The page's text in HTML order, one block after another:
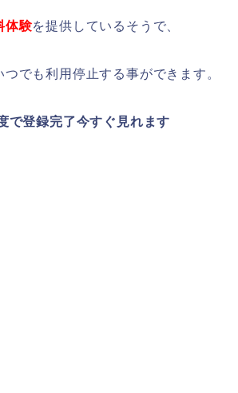
体験を提供しているそうで、
でも利用停止する事ができます。
で登録完了今すぐ見れます